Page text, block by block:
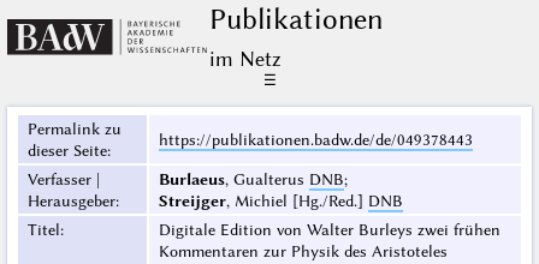
Publikationen
im Netz
☰
Permalink zu
dieser Seite:
https://publikationen.badw.de/de/049378443
Verfasser |
Herausgeber:
Burlaeus, Gualterus DNB;
Streijger, Michiel [Hg./Red.] DNB
Titel:
Digitale Edition von Walter Burleys zwei frühen
Kommentaren zur Physik des Aristoteles